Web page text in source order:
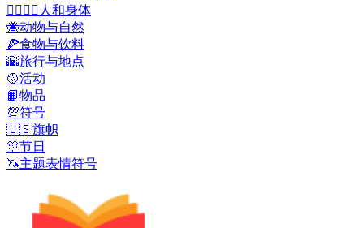
👩‍❤️‍💋‍👨 人和身体
🐝动物与自然
🍕食物与饮料
🌇旅行与地点
🥎活动
📙物品
💯符号
🇺🇸旗帜
🎊节日
🦄主题表情符号